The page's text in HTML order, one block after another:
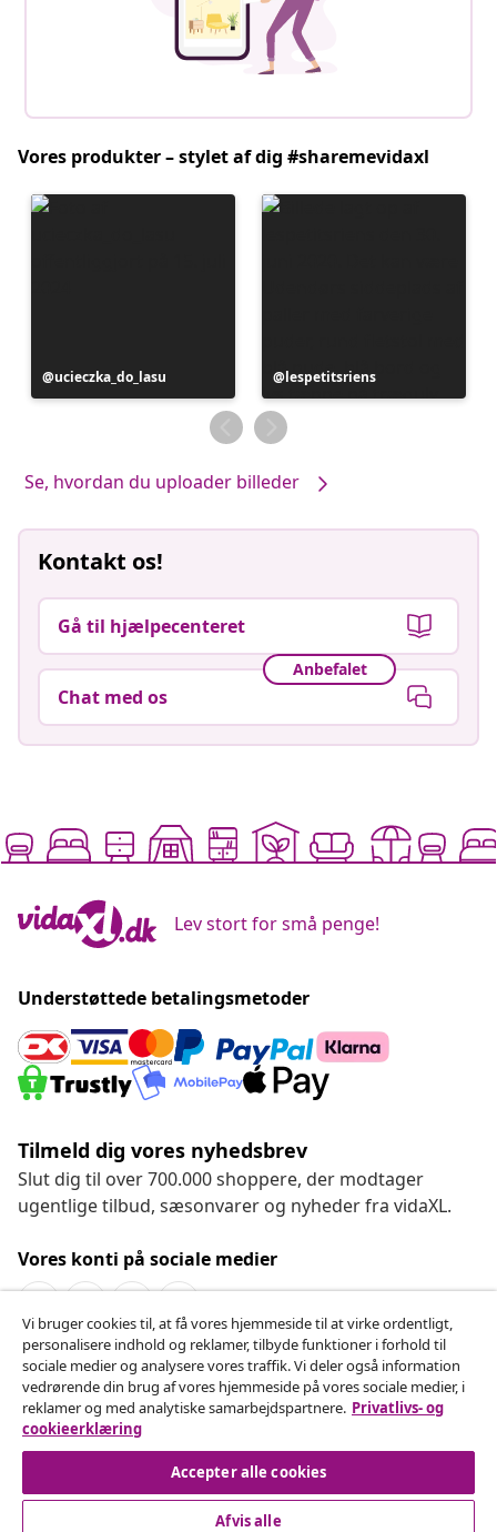
Vores produkter – stylet af dig #sharemevidaxl
Opslag
offentliggjort
ucieczka_do_lasu
Opslag
offentliggjort
af
lespetitsriens
Se, hvordan du uploader billeder
Kontakt os!
Gå til hjælpecenteret
Anbefalet
Chat med os
Lev stort for små penge!
Understøttede betalingsmetoder
Tilmeld dig vores nyhedsbrev
Slut dig til over 700.000 shoppere, der modtager
ugentlige tilbud, sæsonvarer og nyheder fra vidaXL.
Vores konti på sociale medier
Fortryd køb
Indsend en anmodning om at fortryde din ordre.
Fortryd køb
Vi bruger cookies til, at få vores hjemmeside til at virke ordentligt,
personalisere indhold og reklamer, tilbyde funktioner i forhold til
sociale medier og analysere vores traffik. Vi deler også information
vedrørende din brug af vores hjemmeside på vores sociale medier, i
reklamer og med analytiske samarbejdspartnere. Privatlivs- og
cookieerklæring
Accepter alle cookies
Afvis alle